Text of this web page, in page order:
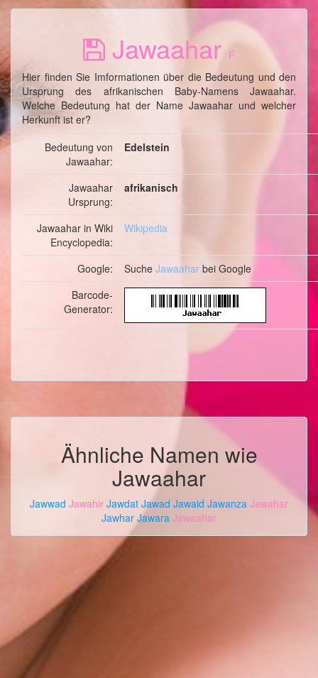
JawaaharF
Hier finden Sie Imformationen über die Bedeutung und den
Ursprung des afrikanischen Baby-Namens Jawaahar.
Welche Bedeutung hat der Name Jawaahar und welcher
Herkunft ist er?
Bedeutung von
Jawaahar:
Edelstein
Jawaahar
Ursprung:
afrikanisch
Jawaahar in Wiki
Encyclopedia:
Wikipedia
Google: Suche Jawaahar bei Google
Barcode-
Generator:
Ähnliche Namen wie
Jawaahar
Jawwad Jawahir Jawdat Jawad Jawaid Jawanza Jawahar
Jawhar Jawara Jawaahar